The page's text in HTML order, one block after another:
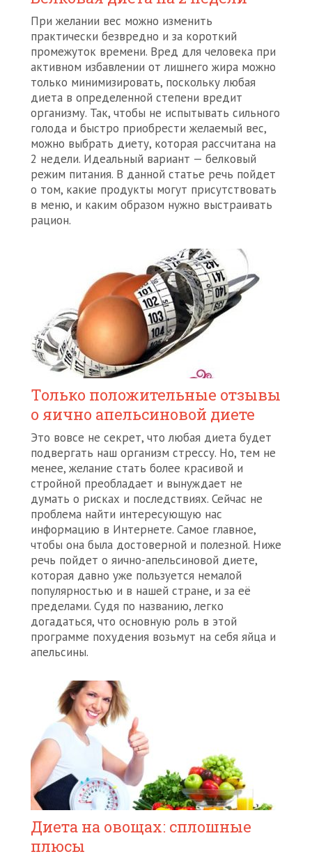
При желании вес можно изменить
практически безвредно и за короткий
промежуток времени. Вред для человека при
активном избавлении от лишнего жира можно
только минимизировать, поскольку любая
диета в определенной степени вредит
организму. Так, чтобы не испытывать сильного
голода и быстро приобрести желаемый вес,
можно выбрать диету, которая рассчитана на
2 недели. Идеальный вариант — белковый
режим питания. В данной статье речь пойдет
о том, какие продукты могут присутствовать
в меню, и каким образом нужно выстраивать
рацион.
Только положительные отзывы
о яично апельсиновой диете
Это вовсе не секрет, что любая диета будет
подвергать наш организм стрессу. Но, тем не
менее, желание стать более красивой и
стройной преобладает и вынуждает не
думать о рисках и последствиях. Сейчас не
проблема найти интересующую нас
информацию в Интернете. Самое главное,
чтобы она была достоверной и полезной. Ниже
речь пойдет о яично-апельсиновой диете,
которая давно уже пользуется немалой
популярностью и в нашей стране, и за её
пределами. Судя по названию, легко
догадаться, что основную роль в этой
программе похудения возьмут на себя яйца и
апельсины.
Диета на овощах: сплошные
плюсы